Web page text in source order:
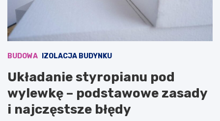
BUDOWA IZOLACJA BUDYNKU
Układanie styropianu pod
wylewkę – podstawowe zasady
i najczęstsze błędy